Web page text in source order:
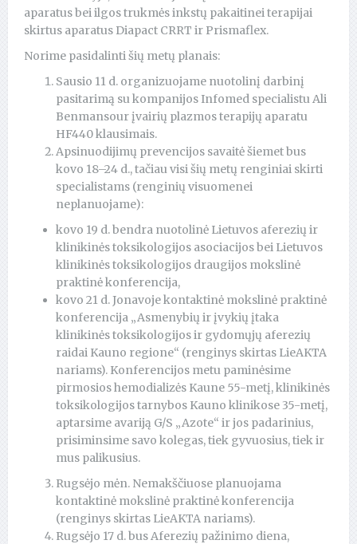
aparatus bei ilgos trukmės inkstų pakaitinei terapijai
skirtus aparatus Diapact CRRT ir Prismaflex.
Norime pasidalinti šių metų planais:
Sausio 11 d. organizuojame nuotolinį darbinį
pasitarimą su kompanijos Infomed specialistu Ali
Benmansour įvairių plazmos terapijų aparatu
HF440 klausimais.
Apsinuodijimų prevencijos savaitė šiemet bus
kovo 18–24 d., tačiau visi šių metų renginiai skirti
specialistams (renginių visuomenei
neplanuojame):
kovo 19 d. bendra nuotolinė Lietuvos aferezių ir
klinikinės toksikologijos asociacijos bei Lietuvos
klinikinės toksikologijos draugijos mokslinė
praktinė konferencija,
kovo 21 d. Jonavoje kontaktinė mokslinė praktinė
konferencija „Asmenybių ir įvykių įtaka
klinikinės toksikologijos ir gydomųjų aferezių
raidai Kauno regione“ (renginys skirtas LieAKTA
nariams). Konferencijos metu paminėsime
pirmosios hemodializės Kaune 55-metį, klinikinės
toksikologijos tarnybos Kauno klinikose 35-metį,
aptarsime avariją G/S „Azote“ ir jos padarinius,
prisiminsime savo kolegas, tiek gyvuosius, tiek ir
mus palikusius.
Rugsėjo mėn. Nemakščiuose planuojama
kontaktinė mokslinė praktinė konferencija
(renginys skirtas LieAKTA nariams).
Rugsėjo 17 d. bus Aferezių pažinimo diena,